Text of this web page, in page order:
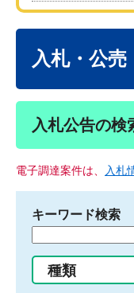
入札・公売
入札公告の検
電子調達案件は、 入札
キーワード検索
る
種類